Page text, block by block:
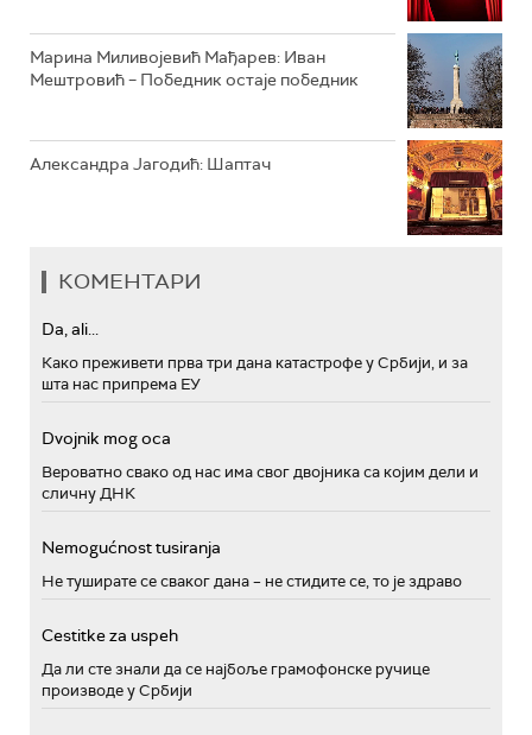
Марина Миливојевић Мађарев: Иван
Мештровић – Победник остаје победник
Александра Јагодић: Шаптач
КОМЕНТАРИ
Da, ali...
Како преживети прва три дана катастрофе у Србији, и за
шта нас припрема ЕУ
Dvojnik mog oca
Вероватно свако од нас има свог двојника са којим дели и
сличну ДНК
Nemogućnost tusiranja
Не туширате се сваког дана – не стидите се, то је здраво
Cestitke za uspeh
Да ли сте знали да се најбоље грамофонске ручице
производе у Србији